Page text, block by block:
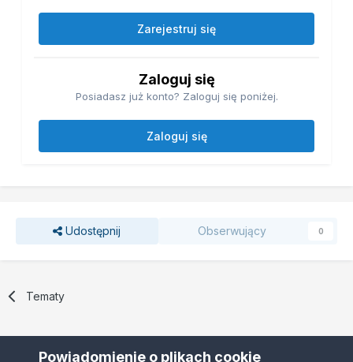
Zarejestruj się
Zaloguj się
Posiadasz już konto? Zaloguj się poniżej.
Zaloguj się
Udostępnij Obserwujący 0
Tematy
Powiadomienie o plikach cookie